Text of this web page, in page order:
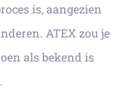
is, aangezien
ATEX zou je
als bekend is